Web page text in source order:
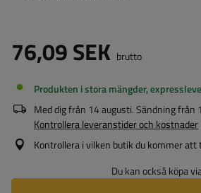
76,09 SEK brutto
Produkten i stora mängder,
Med dig från 14 augusti. Sändning från
Kontrollera leveranstider och kostnader
Kontrollera i vilken butik du kommer att
Du kan också köpa